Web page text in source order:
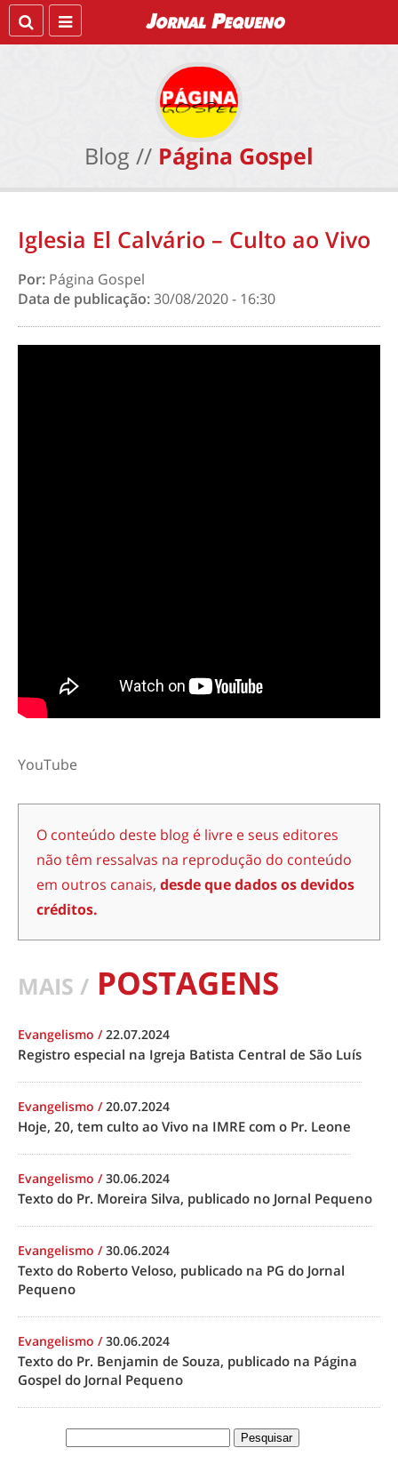
Blog // Página Gospel
Iglesia El Calvário – Culto ao Vivo
Por: Página Gospel
Data de publicação:30/08/2020 - 16:30
YouTube
O conteúdo deste blog é livre e seus editores
não têm ressalvas na reprodução do conteúdo
em outros canais, desde que dados os devidos
créditos.
MAIS / POSTAGENS
Evangelismo /22.07.2024
Registro especial na Igreja Batista Central de São Luís
Evangelismo /20.07.2024
Hoje, 20, tem culto ao Vivo na IMRE com o Pr. Leone
Evangelismo /30.06.2024
Texto do Pr. Moreira Silva, publicado no Jornal Pequeno
Evangelismo /30.06.2024
Texto do Roberto Veloso, publicado na PG do Jornal
Pequeno
Evangelismo /30.06.2024
Texto do Pr. Benjamin de Souza, publicado na Página
Gospel do Jornal Pequeno